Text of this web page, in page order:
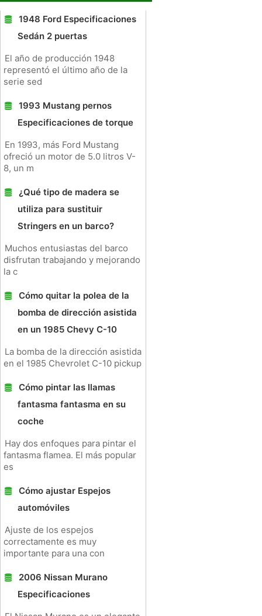
1948 Ford Especificaciones
Sedán 2 puertas
El año de producción 1948
representó el último año de la
serie sed
1993 Mustang pernos
Especificaciones de torque
En 1993, más Ford Mustang
ofreció un motor de 5.0 litros V-
8, un m
¿Qué tipo de madera se
utiliza para sustituir
Stringers en un barco?
Muchos entusiastas del barco
disfrutan trabajando y mejorando
la c
Cómo quitar la polea de la
bomba de dirección asistida
en un 1985 Chevy C-10
La bomba de la dirección asistida
en el 1985 Chevrolet C-10 pickup
Cómo pintar las llamas
fantasma fantasma en su
coche
Hay dos enfoques para pintar el
fantasma flamea. El más popular
es
Cómo ajustar Espejos
automóviles
Ajuste de los espejos
correctamente es muy
importante para una con
2006 Nissan Murano
Especificaciones